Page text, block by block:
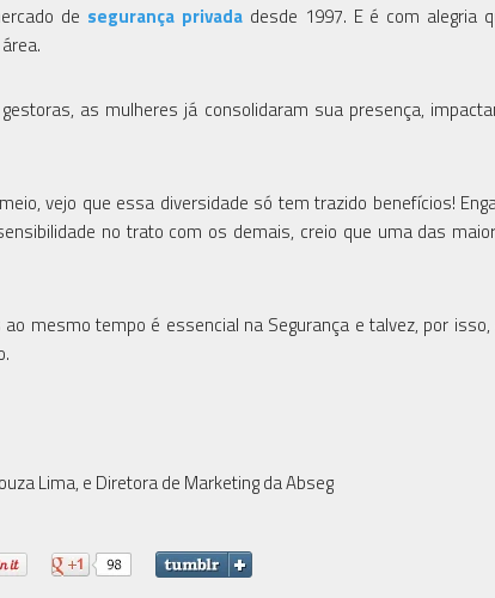
de segurança privadadesde 1997. E é com alegria
as mulheres já consolidaram sua presença,
vejo que essa diversidade só tem trazido benefícios!
no trato com os demais, creio que uma das
mesmo tempo é essencial na Segurança e talvez, por
Lima, e Diretora de Marketing da Abseg